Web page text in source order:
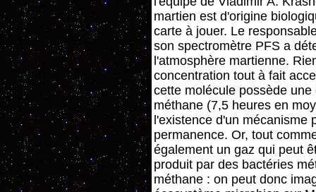
martien est d'origine
carte à jouer. Le
son spectromètre PFS a
l'atmosphère martienne.
concentration tout à fait
cette molécule possède
méthane (7,5 heures en
l'existence d'un mécanisme
permanence. Or, tout
également un gaz qui peut
produit par des bactéries
méthane : on peut donc